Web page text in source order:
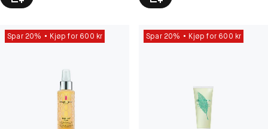
Spar 20% Kjøp for 600 kr Spar 20% Kjøp for 600 kr